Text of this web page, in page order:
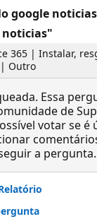
google
noticias"
365 | Instalar,
| Outro
Essa
de
votar se é
a pergunta.